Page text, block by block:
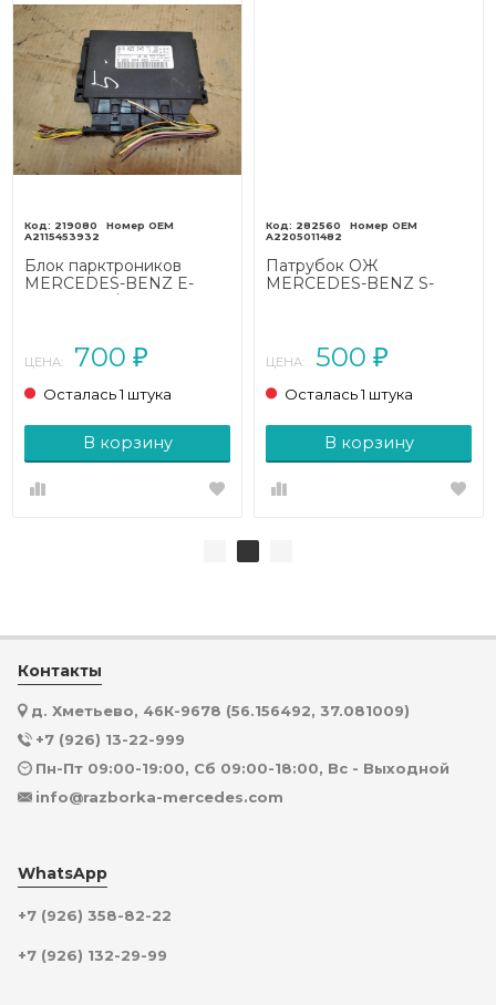
219080
A2115453932
Блок парктроников
MERCEDES-BENZ E-
класс W211/S211 (2002 -
ЦЕНА: 700 ₽
Осталась 1 штука
В корзину
282560
A2205011482
Патрубок ОЖ
MERCEDES-BENZ S-
ЦЕНА: 500 ₽
Осталась 1 штука
В корзину
Контакты
д. Хметьево, 46К-9678 (56.156492, 37.081009)
+7 (926) 13-22-999
Пн-Пт 09:00-19:00, Сб 09:00-18:00, Вс - Выходной
info@razborka-mercedes.com
WhatsApp
+7 (926) 358-82-22
+7 (926) 132-29-99